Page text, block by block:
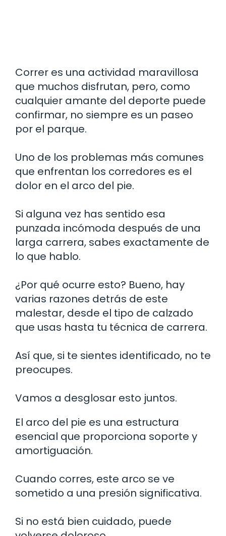
Correr es una actividad maravillosa
que muchos disfrutan, pero, como
cualquier amante del deporte puede
confirmar, no siempre es un paseo
por el parque.
Uno de los problemas más comunes
que enfrentan los corredores es el
dolor en el arco del pie.
Si alguna vez has sentido esa
punzada incómoda después de una
larga carrera, sabes exactamente de
lo que hablo.
¿Por qué ocurre esto? Bueno, hay
varias razones detrás de este
malestar, desde el tipo de calzado
que usas hasta tu técnica de carrera.
Así que, si te sientes identificado, no te
preocupes.
Vamos a desglosar esto juntos.
El arco del pie es una estructura
esencial que proporciona soporte y
amortiguación.
Cuando corres, este arco se ve
sometido a una presión significativa.
Si no está bien cuidado, puede